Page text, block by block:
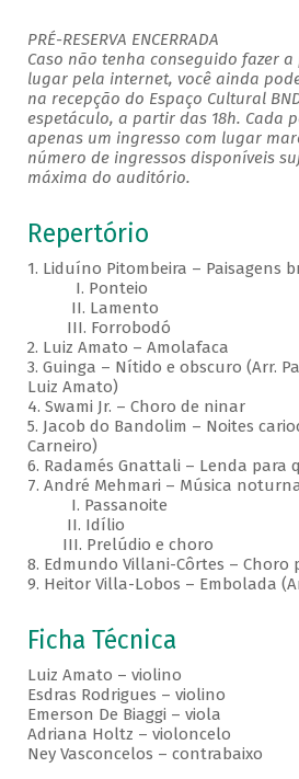
PRÉ-RESERVA ENCERRADA
Caso não tenha conseguido fazer
lugar pela internet, você ainda
na recepção do Espaço Cultural
espetáculo, a partir das 18h. Cada
apenas um ingresso com lugar
número de ingressos disponíveis
máxima do auditório.
Repertório
1. Liduíno Pitombeira – Paisagens
I. Ponteio
II. Lamento
III. Forrobodó
2. Luiz Amato – Amolafaca
3. Guinga – Nítido e obscuro (Arr.
Luiz Amato)
4. Swami Jr. – Choro de ninar
5. Jacob do Bandolim – Noites
Carneiro)
6. Radamés Gnattali – Lenda para
7. André Mehmari – Música
I. Passanoite
II. Idílio
III. Prelúdio e choro
8. Edmundo Villani-Côrtes – Choro
9. Heitor Villa-Lobos – Embolada
Ficha Técnica
Luiz Amato – violino
Esdras Rodrigues – violino
Emerson De Biaggi – viola
Adriana Holtz – violoncelo
Ney Vasconcelos – contrabaixo